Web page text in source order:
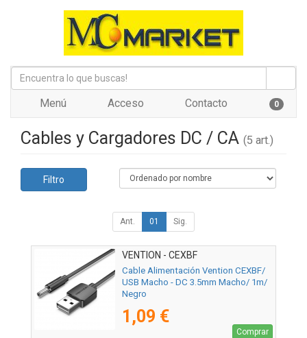
Menú Acceso Contacto 0
Cables y Cargadores DC / CA (5 art.)
Filtro
Ant. 01 Sig.
VENTION - CEXBF
Cable Alimentación Vention CEXBF/
USB Macho - DC 3.5mm Macho/ 1m/
Negro
1,09 €
Comprar